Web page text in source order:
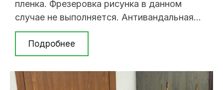
пленка. Фрезеровка рисунка в данном
случае не выполняется. Антивандальная
пленка для дверей способна
противостоять значительным колебаниям
температуры (термопленка), поэтому
идеально подходит для установки на
уличные двери. Название «антивандальная
Подробнее